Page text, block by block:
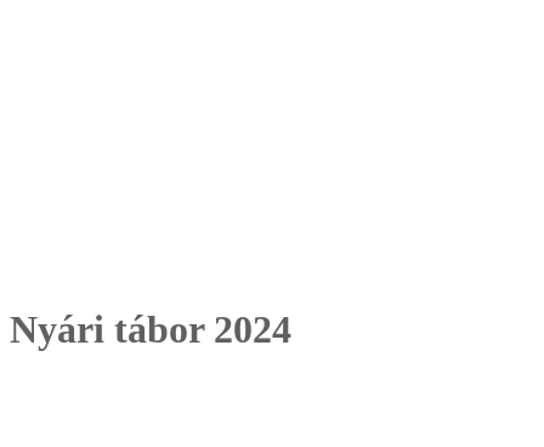
Nyári tábor 2024